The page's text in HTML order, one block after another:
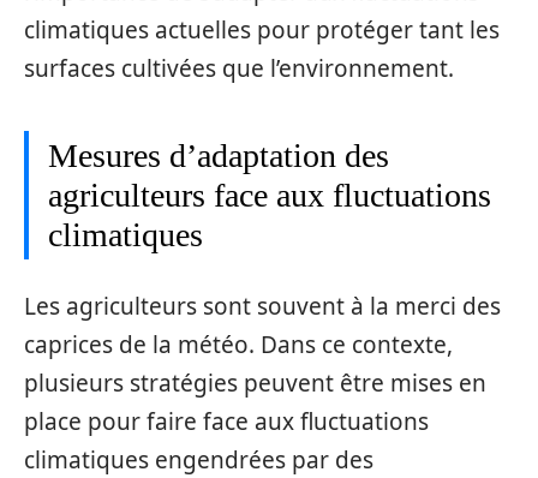
climatiques actuelles pour protéger tant les
surfaces cultivées que l’environnement.
Mesures d’adaptation des
agriculteurs face aux fluctuations
climatiques
Les agriculteurs sont souvent à la merci des
caprices de la météo. Dans ce contexte,
plusieurs stratégies peuvent être mises en
place pour faire face aux fluctuations
climatiques engendrées par des